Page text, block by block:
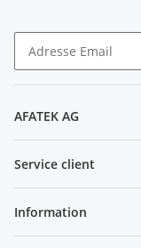
AFATEK AG
Service client
Information